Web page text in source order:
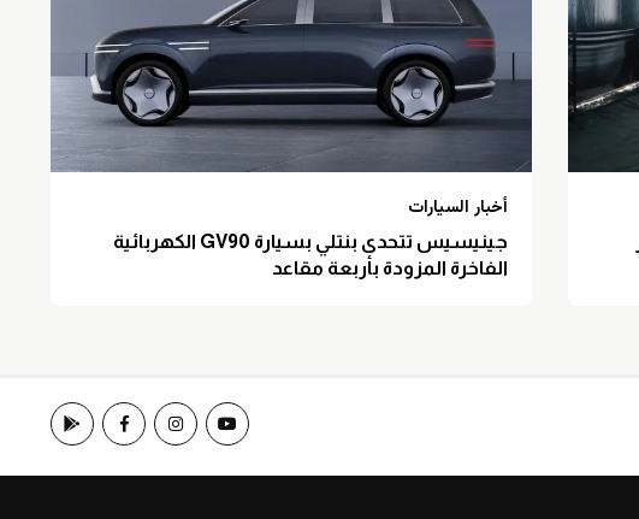
أخبار السيارات
جينيسيس تتحدى بنتلي بسيارة GV90 الكهربائية
الفاخرة المزودة بأربعة مقاعد